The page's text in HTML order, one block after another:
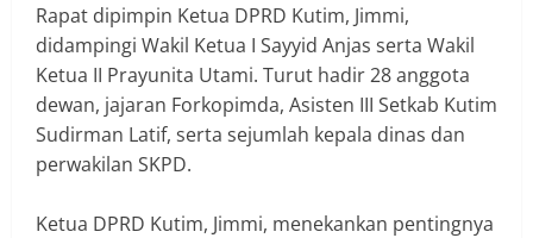
‎Rapat dipimpin Ketua DPRD Kutim, Jimmi,
didampingi Wakil Ketua I Sayyid Anjas serta Wakil
Ketua II Prayunita Utami. Turut hadir 28 anggota
dewan, jajaran Forkopimda, Asisten III Setkab Kutim
Sudirman Latif, serta sejumlah kepala dinas dan
perwakilan SKPD.
‎Ketua DPRD Kutim, Jimmi, menekankan pentingnya